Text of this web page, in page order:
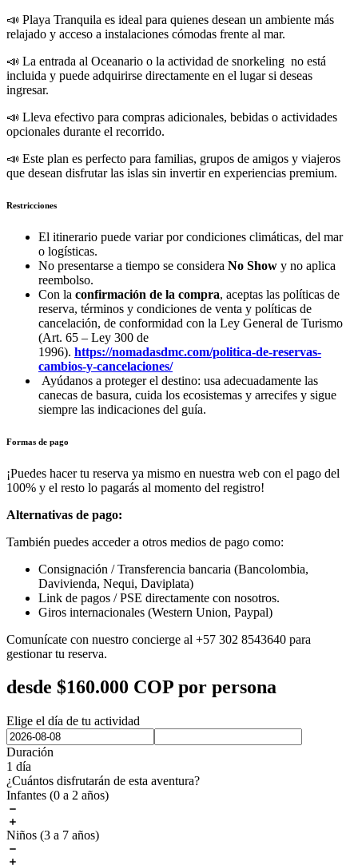
📣 Playa Tranquila es ideal para quienes desean un ambiente más
relajado y acceso a instalaciones cómodas frente al mar.
📣 La entrada al Oceanario o la actividad de snorkeling no está
incluida y puede adquirirse directamente en el lugar si deseas
ingresar.
📣 Lleva efectivo para compras adicionales, bebidas o actividades
opcionales durante el recorrido.
📣 Este plan es perfecto para familias, grupos de amigos y viajeros
que desean disfrutar las islas sin invertir en experiencias premium.
Restricciones
El itinerario puede variar por condiciones climáticas, del mar
o logísticas.
No presentarse a tiempo se considera No Show y no aplica
reembolso.
Con la confirmación de la compra, aceptas las políticas de
reserva, términos y condiciones de venta y políticas de
cancelación, de conformidad con la Ley General de Turismo
(Art. 65 – Ley 300 de
1996). https://nomadasdmc.com/politica-de-reservas-
cambios-y-cancelaciones/
Ayúdanos a proteger el destino: usa adecuadamente las
canecas de basura, cuida los ecosistemas y arrecifes y sigue
siempre las indicaciones del guía.
Formas de pago
¡Puedes hacer tu reserva ya mismo en nuestra web con el pago del
100% y el resto lo pagarás al momento del registro!
Alternativas de pago:
También puedes acceder a otros medios de pago como:
Consignación / Transferencia bancaria (Bancolombia,
Davivienda, Nequi, Daviplata)
Link de pagos / PSE directamente con nosotros.
Giros internacionales (Western Union, Paypal)
Comunícate con nuestro concierge al +57 302 8543640 para
gestionar tu reserva.
desde $160.000 COP por persona
Elige el día de tu actividad
Duración
1 día
¿Cuántos disfrutarán de esta aventura?
Infantes (0 a 2 años)
Niños (3 a 7 años)